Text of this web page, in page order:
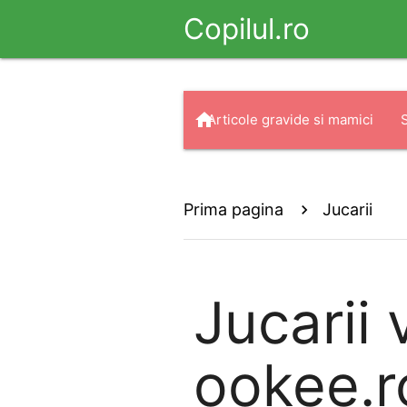
Copilul.ro
homeArticole gravide si mamici
Prima pagina Jucarii
Jucarii